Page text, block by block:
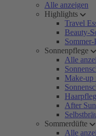
Alle anzeigen
Highlights
Travel
Beauty-
Sonnenpflege
Alle
Make-up
After Sun
Sommerdüfte
Alle